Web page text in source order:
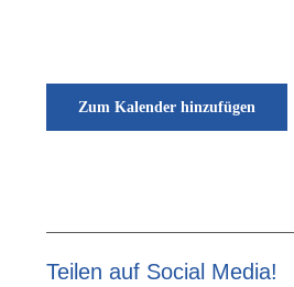
Zum Kalender hinzufügen
Teilen auf Social Media!